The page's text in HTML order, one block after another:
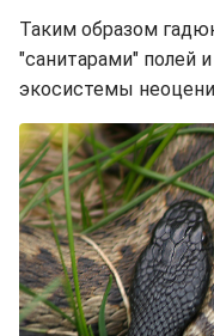
Таким образом
"санитарами" полей
экосистемы